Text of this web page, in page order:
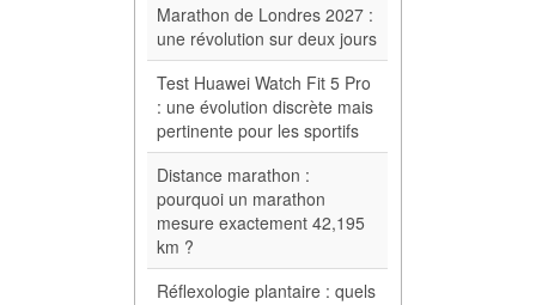
Marathon de Londres 2027 :
une révolution sur deux jours
Test Huawei Watch Fit 5 Pro
: une évolution discrète mais
pertinente pour les sportifs
Distance marathon :
pourquoi un marathon
mesure exactement 42,195
km ?
Réflexologie plantaire : quels